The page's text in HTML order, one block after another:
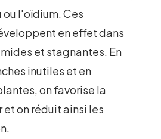
l'oïdium. Ces
en effet dans
et stagnantes. En
inutiles et en
on favorise la
on réduit ainsi les